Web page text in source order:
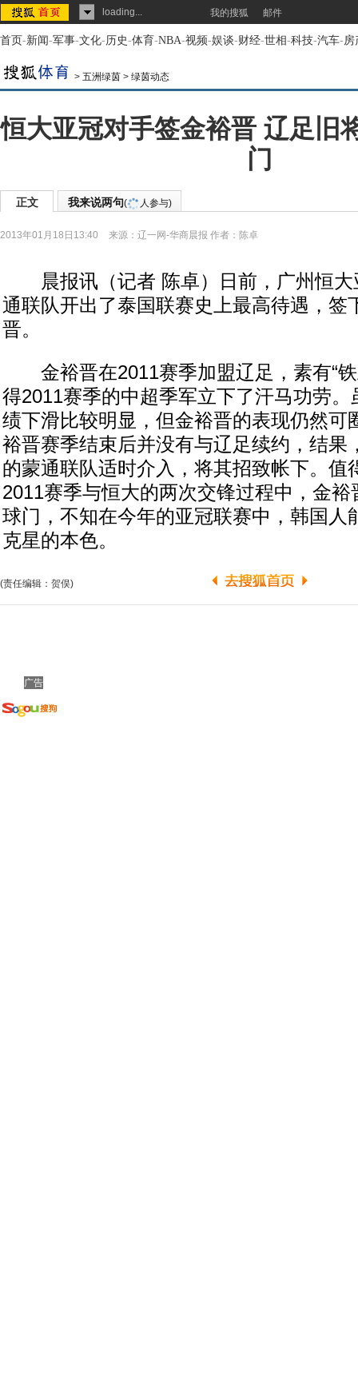
loading... 我的搜狐 邮件
首页-新闻-军事-文化-历史-体育-NBA-视频-娱谈-财经-世相-科技-汽车-房
> 五洲绿茵 > 绿茵动态
恒大亚冠对手签金裕晋 辽足旧
门
正文 我来说两句( 人参与)
2013年01月18日13:40 来源： 辽一网-华商晨报 作者：陈卓
晨报讯（记者 陈卓）日前，广州恒大
通联队开出了泰国联赛史上最高待遇，签
晋。
金裕晋在2011赛季加盟辽足，素有“铁
得2011赛季的中超季军立下了汗马功劳
绩下滑比较明显，但金裕晋的表现仍然可
裕晋赛季结束后并没有与辽足续约，结果
的蒙通联队适时介入，将其招致帐下。值
2011赛季与恒大的两次交锋过程中，金
球门，不知在今年的亚冠联赛中，韩国人
克星的本色。
(责任编辑：贺俣)
广告